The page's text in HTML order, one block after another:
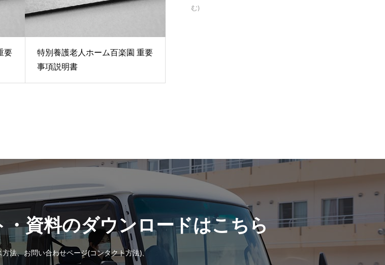
要
特別養護老人ホーム百楽園 重要
事項説明書
む)
資料のダウンロードはこちら
法、お問い合わせページ(コンタクト方法)、